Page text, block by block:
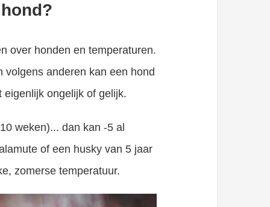
over honden en temperaturen.
anderen kan een hond
ongelijk of gelijk.
weken)... dan kan -5 al
of een husky van 5 jaar
zomerse temperatuur.